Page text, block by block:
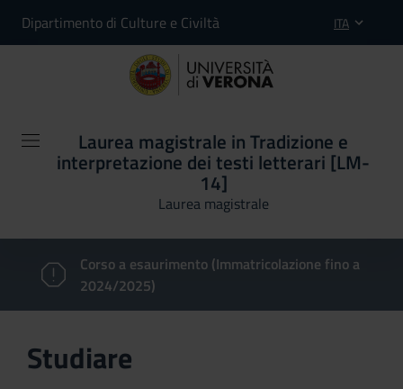
Dipartimento di Culture e Civiltà ITA
Laurea magistrale in Tradizione e
interpretazione dei testi letterari [LM-
14]
Laurea magistrale
Corso a esaurimento (Immatricolazione fino a
2024/2025)
Studiare